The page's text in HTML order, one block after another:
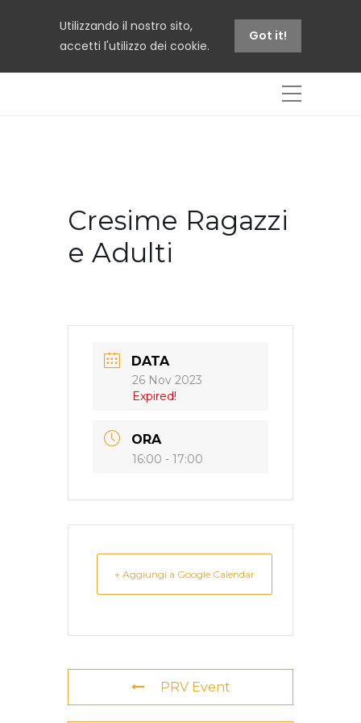
Utilizzando il nostro sito,
accetti l'utilizzo dei cookie.
Got it!
Cresime Ragazzi
e Adulti
DATA
26 Nov 2023
Expired!
ORA
16:00 - 17:00
+ Aggiungi a Google Calendar
PRV Event